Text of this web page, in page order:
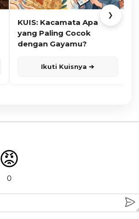
KUIS: Kacamata Apa
yang Paling Cocok
dengan Gayamu?
Ikuti Kuisnya ➔
❯
😡
0